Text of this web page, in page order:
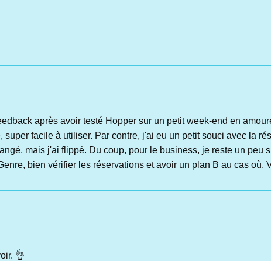
après avoir testé Hopper sur un petit week-end en
facile à utiliser. Par contre, j'ai eu un petit souci avec la
mais j'ai flippé. Du coup, pour le business, je reste un peu
bien vérifier les réservations et avoir un plan B au cas où.
👌